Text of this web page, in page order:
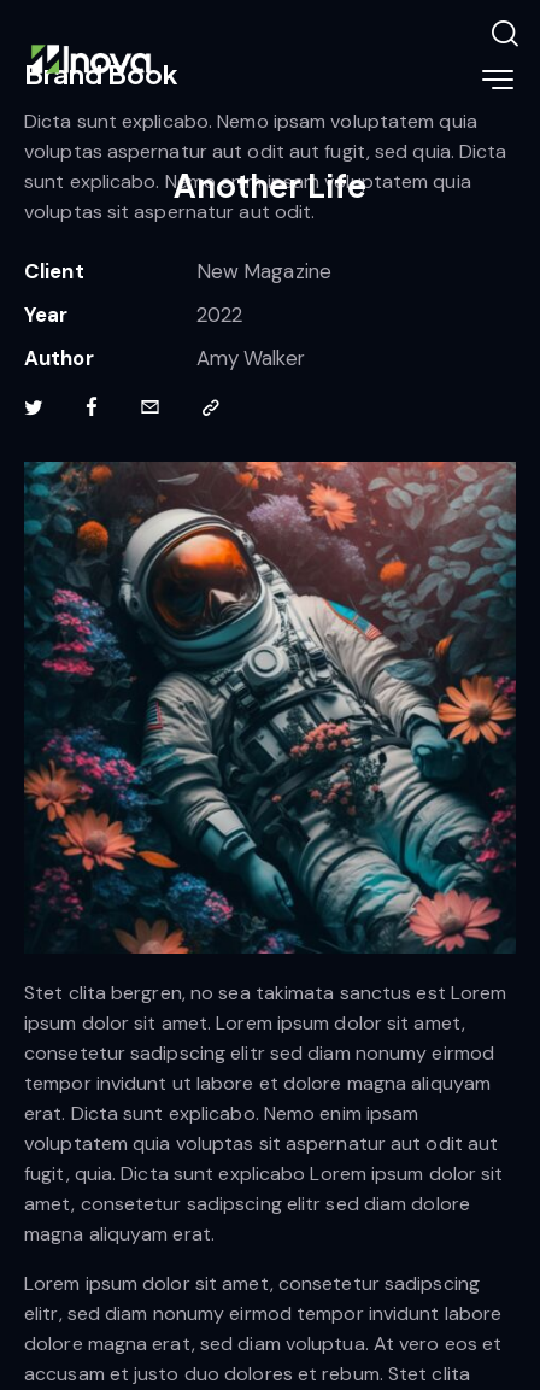
Another Life
Stet clita bergren, no sea takimata sanctus est Lorem
ipsum dolor sit amet. Lorem ipsum dolor sit amet,
consetetur sadipscing elitr sed diam nonumy eirmod
tempor invidunt ut labore et dolore magna aliquyam
erat. Dicta sunt explicabo. Nemo enim ipsam
voluptatem quia voluptas sit aspernatur aut odit aut
fugit, quia. Dicta sunt explicabo Lorem ipsum dolor sit
amet, consetetur sadipscing elitr sed diam dolore
magna aliquyam erat.
Lorem ipsum dolor sit amet, consetetur sadipscing
elitr, sed diam nonumy eirmod tempor invidunt labore
dolore magna erat, sed diam voluptua. At vero eos et
accusam et justo duo dolores et rebum. Stet clita
Brand Book
Dicta sunt explicabo. Nemo ipsam voluptatem quia
voluptas aspernatur aut odit aut fugit, sed quia. Dicta
sunt explicabo. Nemo enim ipsam voluptatem quia
voluptas sit aspernatur aut odit.
Client
New Magazine
Year
2022
Author
Amy Walker